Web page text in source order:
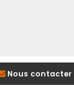
Nous contacter